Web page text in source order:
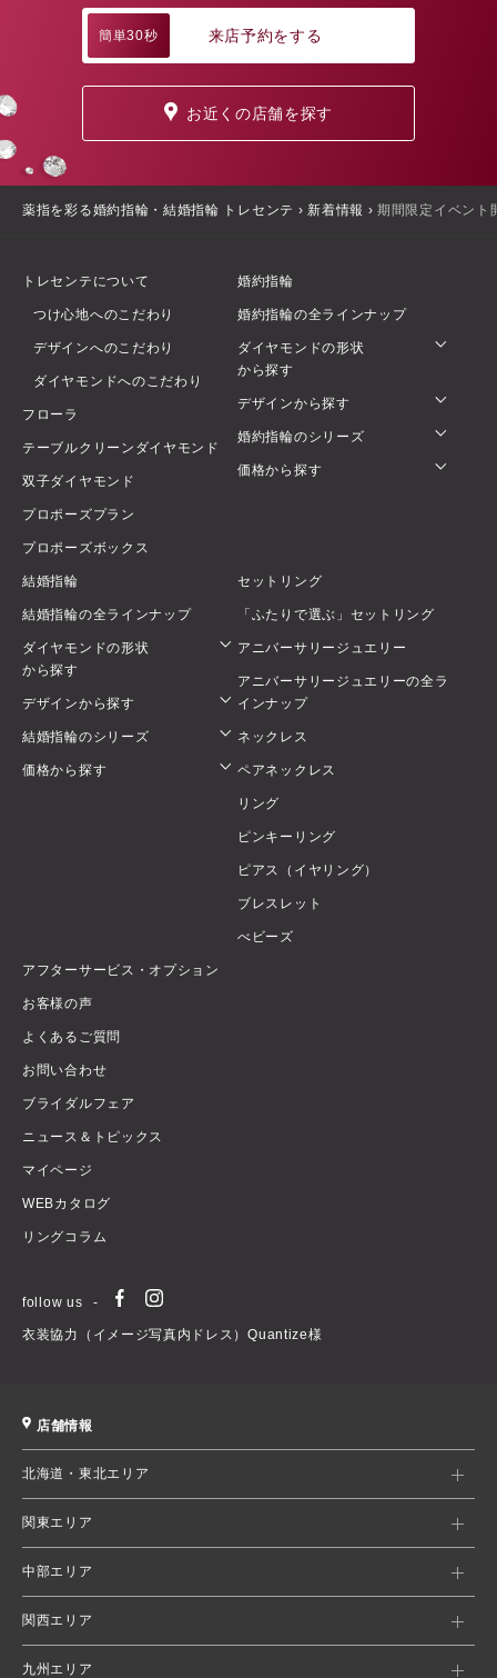
簡単30秒 来店予約をする
お近くの店舗を探す
薬指を彩る婚約指輪・結婚指輪 トレセンテ › 新着情報 ›期間限定イベン
トレセンテについて
つけ心地へのこだわり
デザインへのこだわり
ダイヤモンドへのこだわり
フローラ
テーブルクリーンダイヤモンド
双子ダイヤモンド
プロポーズプラン
プロポーズボックス
婚約指輪
婚約指輪の全ラインナップ
ダイヤモンドの形状
から探す
デザインから探す
婚約指輪のシリーズ
価格から探す
結婚指輪
結婚指輪の全ラインナップ
ダイヤモンドの形状
から探す
デザインから探す
結婚指輪のシリーズ
価格から探す
セットリング
「ふたりで選ぶ」セットリング
アニバーサリージュエリー
アニバーサリージュエリーの全ラ
インナップ
ネックレス
ペアネックレス
リング
ピンキーリング
ピアス（イヤリング）
ブレスレット
べビーズ
アフターサービス・オプション
お客様の声
よくあるご質問
お問い合わせ
ブライダルフェア
ニュース＆トピックス
マイページ
WEBカタログ
リングコラム
follow us
衣装協力（イメージ写真内ドレス）Quantize様
店舗情報
北海道・東北エリア
関東エリア
中部エリア
関西エリア
九州エリア